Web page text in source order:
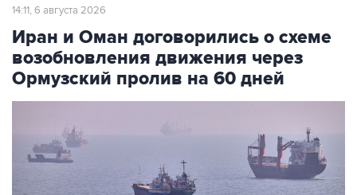
14:11, 6 августа 2026
Иран и Оман договорились о схеме
возобновления движения через
Ормузский пролив на 60 дней